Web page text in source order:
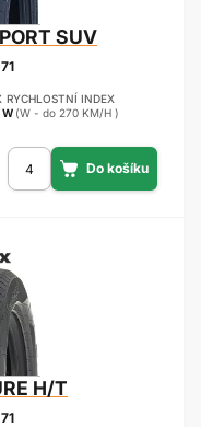
SUV
71
RYCHLOSTNÍ INDEX
W (W - do 270 KM/H )
H/T
71